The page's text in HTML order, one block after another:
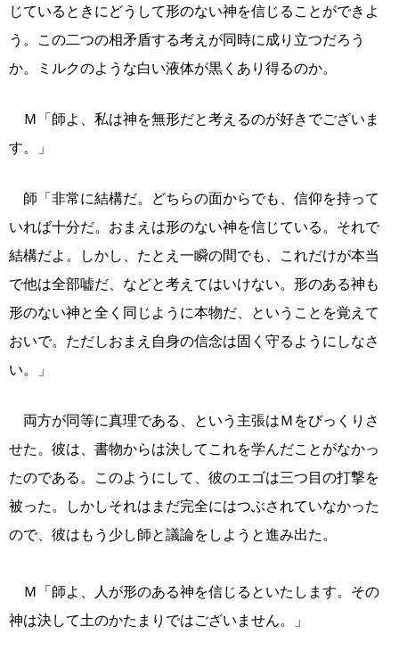
じているときにどうして形のない神を信じることができよ
う。この二つの相矛盾する考えが同時に成り立つだろう
か。ミルクのような白い液体が黒くあり得るのか。
Ｍ「師よ、私は神を無形だと考えるのが好きでございま
す。」
師「非常に結構だ。どちらの面からでも、信仰を持って
いれば十分だ。おまえは形のない神を信じている。それで
結構だよ。しかし、たとえ一瞬の間でも、これだけが本当
で他は全部嘘だ、などと考えてはいけない。形のある神も
形のない神と全く同じように本物だ、ということを覚えて
おいで。ただしおまえ自身の信念は固く守るようにしなさ
い。」
両方が同等に真理である、という主張はＭをびっくりさ
せた。彼は、書物からは決してこれを学んだことがなかっ
たのである。このようにして、彼のエゴは三つ目の打撃を
被った。しかしそれはまだ完全にはつぶされていなかった
ので、彼はもう少し師と議論をしようと進み出た。
Ｍ「師よ、人が形のある神を信じるといたします。その
神は決して土のかたまりではございません。」